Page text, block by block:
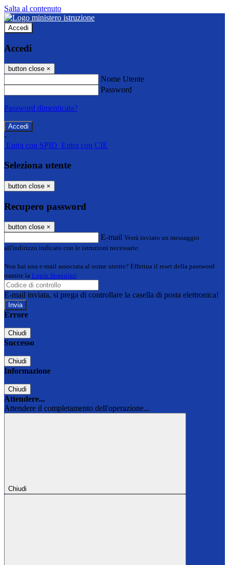
Salta al contenuto
Accedi
Accedi
button close ×
Nome Utente
Password
Password dimenticata?
-
Entra con SPID Entra con CIE
Seleziona utente
button close ×
Recupero password
button close ×
E-mail Verrà inviato un messaggio
all'indirizzo indicato con le istruzioni necessarie.
Non hai una e-mail associata al nome utente? Effettua il reset della password
tramite la Login Spaggiari
E-mail inviata, si prega di controllare la casella di posta elettronica!
Errore
Chiudi
Successo
Chiudi
Informazione
Chiudi
Attendere...
Attendere il completamento dell'operazione...
Chiudi